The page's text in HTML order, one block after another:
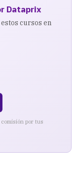
Dataprix
cursos en
por tus